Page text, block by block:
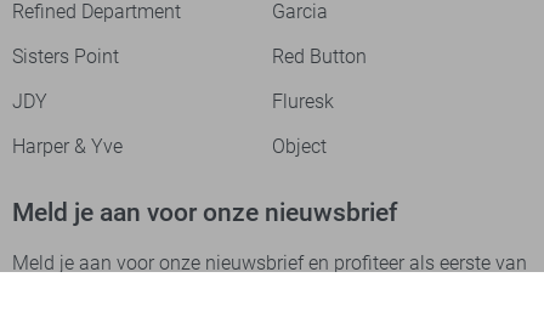
Refined Department
Garcia
Sisters Point
Red Button
JDY
Fluresk
Harper & Yve
Object
Meld je aan voor onze nieuwsbrief
Meld je aan voor onze nieuwsbrief en profiteer als eerste van